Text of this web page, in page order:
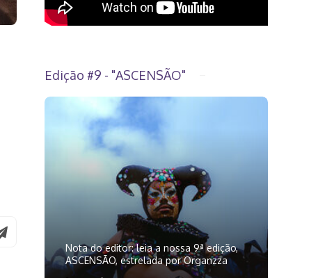
Edição #9 - "ASCENSÃO"
Nota do editor: leia a nossa 9ª edição,
ASCENSÃO, estrelada por Organzza